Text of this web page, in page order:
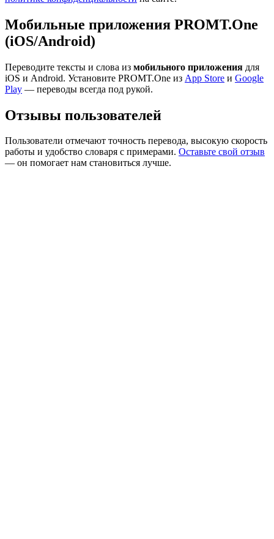
Мобильные приложения PROMT.One
(iOS/Android)
Переводите тексты и слова из мобильного приложения для
iOS и Android. Установите PROMT.One из App Store и Google
Play — переводы всегда под рукой.
Отзывы пользователей
Пользователи отмечают точность перевода, высокую скорость
работы и удобство словаря с примерами. Оставьте свой отзыв
— он помогает нам становиться лучше.